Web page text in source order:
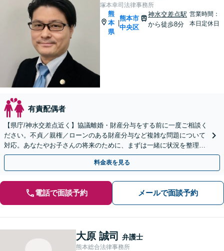
塚本幸司法律事務所
熊
本
県
熊本市
中央区
神水交差点駅
から徒歩8分
営業時間：
本日定休日
有責配偶者
【県庁/神水交差点近く】協議離婚・財産分与をする前に一度ご相談く
ださい。不貞／親権／ローンのある財産分与など複雑な問題について
対応。あなたやお子さんの将来のために、まずは一緒に状況を整理し
ませんか。婚姻費用／離婚回避も対応可能
料金表を見る
電話で面談予約 メールで面談予約
大原 誠司 弁護士
熊本総合法律事務所